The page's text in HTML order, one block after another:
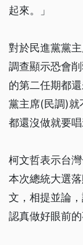
起來。」
對於民進黨黨
調查顯示恐會
的第二任期都
黨主席(民調)就
都還沒做就要
柯文哲表示台
本次總統大選
文，相提並論
認真做好眼前的